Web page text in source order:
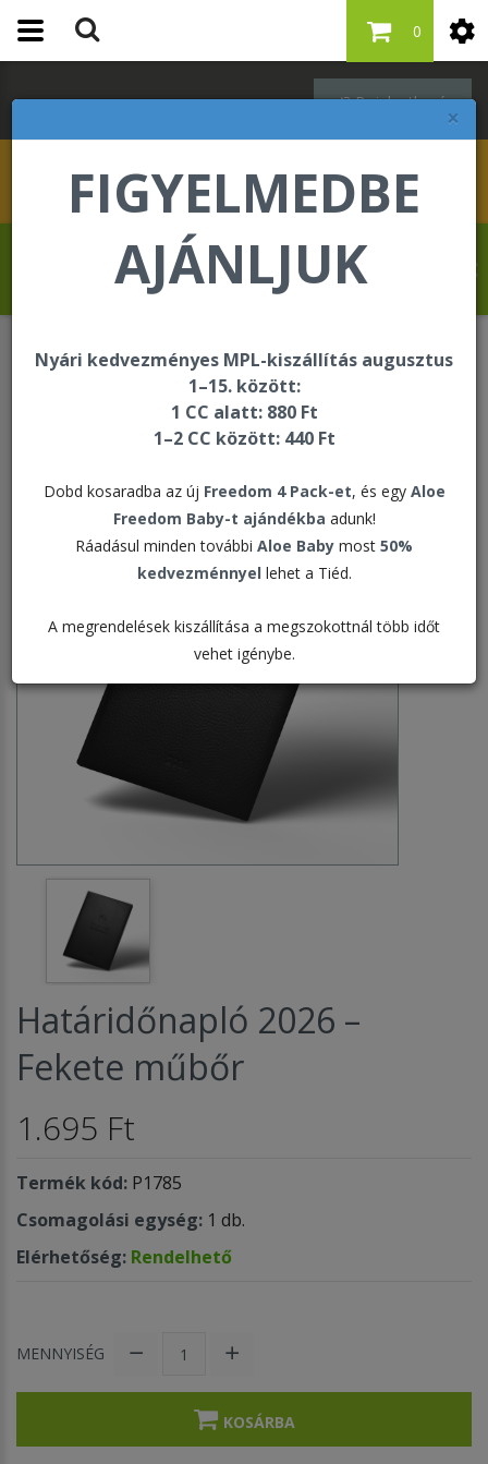
×
FIGYELMEDBE
AJÁNLJUK
Nyári kedvezményes MPL-kiszállítás augusztus
1–15. között:
1 CC alatt: 880 Ft
1–2 CC között: 440 Ft
Dobd kosaradba az új Freedom 4 Pack-et, és egy Aloe
Freedom Baby-t ajándékba adunk!
Ráadásul minden további Aloe Baby most 50%
kedvezménnyel lehet a Tiéd.
A megrendelések kiszállítása a megszokottnál több időt
vehet igénybe.
Bejelentkezés
0
Drevet Fabrice üdvözli Önt a Forever
Living internetes áruházában!
Oktatási és segédanyagok
Kézikönyv, munkafüzet
Határidőnapló 2026 – Fekete műbőr
Határidőnapló 2026 –
Fekete műbőr
1.695 Ft
Termék kód: P1785
Csomagolási egység: 1 db.
Elérhetőség: Rendelhető
MENNYISÉG
KOSÁRBA